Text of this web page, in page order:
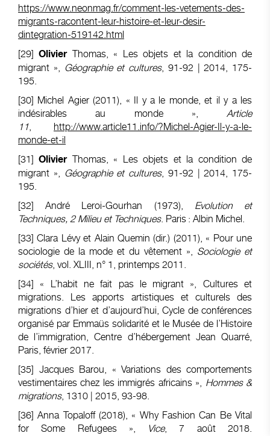
https://www.neonmag.fr/comment-les-vetements-des-
migrants-racontent-leur-histoire-et-leur-desir-
dintegration-519142.html
[29]
Olivier Thomas, « Les objets et la condition de
migrant », Géographie et cultures, 91-92 | 2014, 175-
195.
[30] Michel Agier (2011), « Il y a le monde, et il y a les
indésirables au monde », Article
11,
http://www.article11.info/?Michel-Agier-Il-y-a-le-
monde-et-il
[31]
Olivier Thomas, « Les objets et la condition de
migrant », Géographie et cultures, 91-92 | 2014, 175-
195.
[32]
André Leroi-Gourhan (1973), Evolution et
Techniques, 2 Milieu et Techniques. Paris : Albin Michel.
[33] Clara Lévy et Alain Quemin (dir.) (2011), « Pour une
sociologie de la mode et du vêtement », Sociologie et
sociétés, vol. XLIII, n° 1, printemps 2011.
[34]
« L’habit ne fait pas le migrant », Cultures et
migrations. Les apports artistiques et culturels des
migrations d’hier et d’aujourd’hui, Cycle de conférences
organisé par Emmaüs solidarité et le Musée de l’Histoire
de l’immigration, Centre d’hébergement Jean Quarré,
Paris, février 2017.
[35] Jacques Barou, « Variations des comportements
vestimentaires chez les immigrés africains », Hommes &
migrations, 1310 | 2015, 93-98.
[36] Anna Topaloff (2018), « Why Fashion Can Be Vital
for Some Refugees », Vice, 7 août 2018.